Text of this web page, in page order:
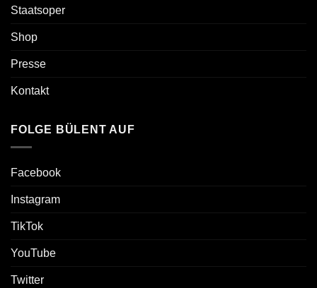
Staatsoper
Shop
Presse
Kontakt
FOLGE BÜLENT AUF
Facebook
Instagram
TikTok
YouTube
Twitter